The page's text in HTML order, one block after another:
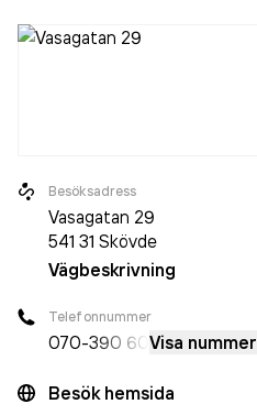
Esplund Arkitekter AB
Besöksadress
Vasagatan 29
541 31 Skövde
Vägbeskrivning
Telefonnummer
070-390 60 Visa nummer
Besök hemsida